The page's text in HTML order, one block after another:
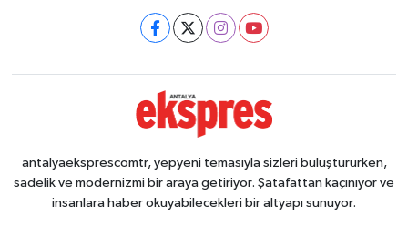
antalyaeksprescomtr, yepyeni temasıyla sizleri buluştururken,
sadelik ve modernizmi bir araya getiriyor. Şatafattan kaçınıyor ve
insanlara haber okuyabilecekleri bir altyapı sunuyor.